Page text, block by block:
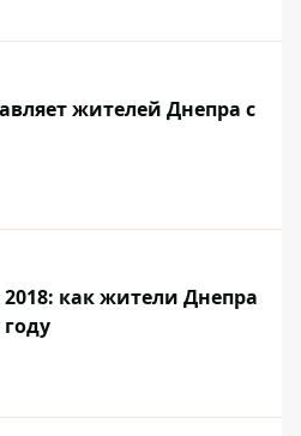
жителей Днепра с
как жители Днепра